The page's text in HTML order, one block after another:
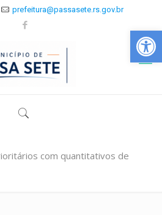
Abrir
prefeitura@passasete.rs.gov.br
com quantitativos de